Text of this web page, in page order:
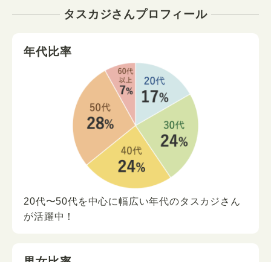
タスカジさんプロフィール
年代比率
20代〜50代を中心に幅広い年代のタスカジさん
が活躍中！